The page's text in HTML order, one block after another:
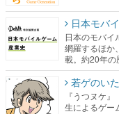
日本モバ
日本のモバイ
網羅するほか
載。約20年の
若ゲのい
『うつヌケ
生によるゲー